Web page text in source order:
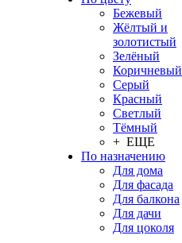
Бежевый
Жёлтый и
золотистый
Зелёный
Коричневый
Серый
Красный
Светлый
Тёмный
+ ЕЩЕ
По назначению
Для дома
Для фасада
Для балкона
Для дачи
Для цоколя